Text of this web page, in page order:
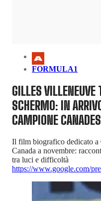
FORMULA1
GILLES VILLENEUVE
SCHERMO: IN
CAMPIONE
Il film biografico dedicato a
Canada a novembre:
tra luci e difficoltà
https://www.google.com/